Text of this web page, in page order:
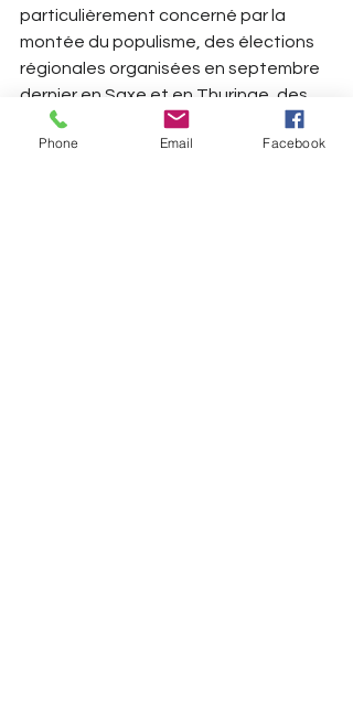
particulièrement concerné par la
montée du populisme, des élections
régionales organisées en septembre
dernier en Saxe et en Thuringe, des
Lands de l'Est, confirme cette
montée, l'AfD (extrême-droite
Phone Email Facebook